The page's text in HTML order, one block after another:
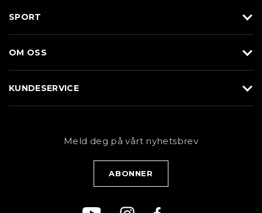
Sko
Merkevarer
SPORT
Løp
Sykkel
OM OSS
KUNDESERVICE
PersonvernerklæringMeld deg på vårt nyhetsbrev